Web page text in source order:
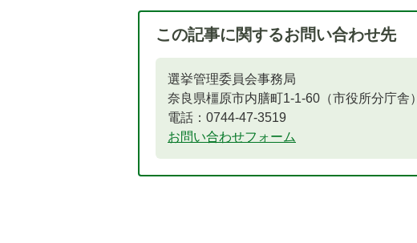
この記事に関するお問い合わせ先
選挙管理委員会事務局
奈良県橿原市内膳町1-1-60（市役所分庁舎）
電話：0744-47-3519​​​​​​​
お問い合わせフォーム